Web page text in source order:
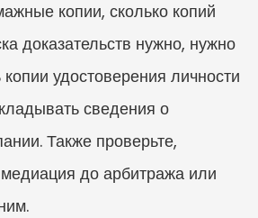
копии, сколько копий
доказательств нужно, нужно
удостоверения личности
сведения о
Также проверьте,
до арбитража или